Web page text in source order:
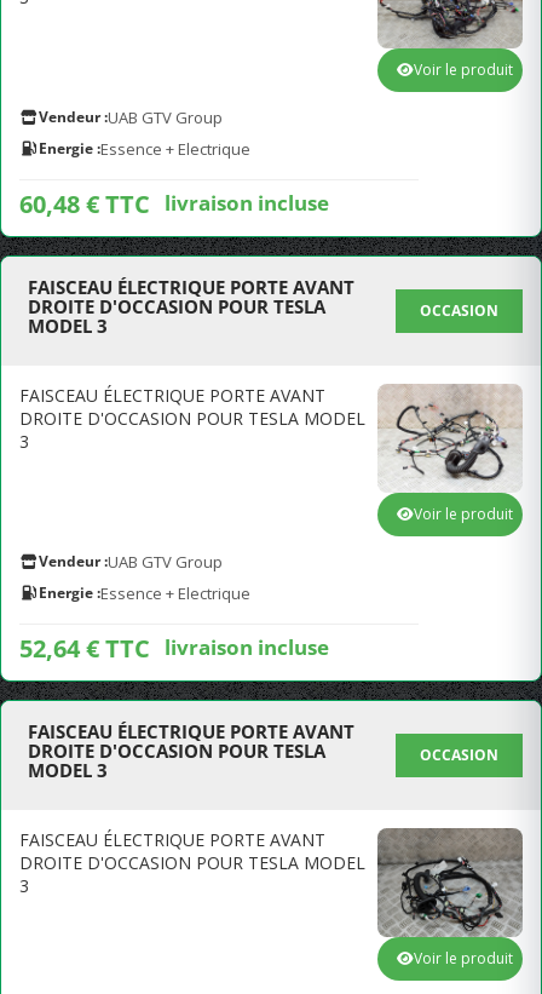
Vendeur :UAB GTV Group
Energie :Essence + Electrique
60,48 € TTC livraison incluse
Voir le produit
FAISCEAU ÉLECTRIQUE PORTE AVANT
DROITE D'OCCASION POUR TESLA
MODEL 3
OCCASION
FAISCEAU ÉLECTRIQUE PORTE AVANT
DROITE D'OCCASION POUR TESLA MODEL
3
Vendeur :UAB GTV Group
Energie :Essence + Electrique
52,64 € TTC livraison incluse
Voir le produit
FAISCEAU ÉLECTRIQUE PORTE AVANT
DROITE D'OCCASION POUR TESLA
MODEL 3
OCCASION
FAISCEAU ÉLECTRIQUE PORTE AVANT
DROITE D'OCCASION POUR TESLA MODEL
3
Voir le produit